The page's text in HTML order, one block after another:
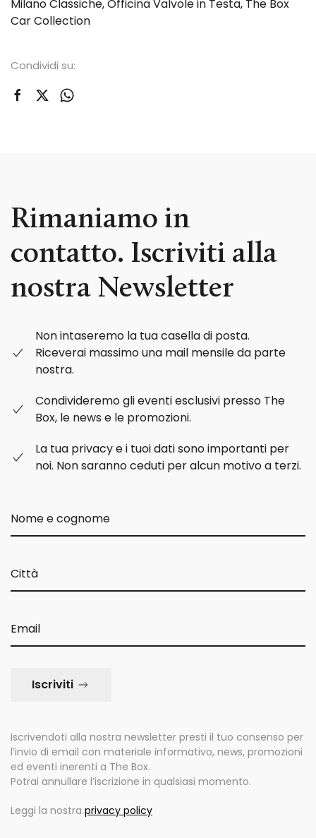
Milano Classiche,Officina Valvole in Testa, The Box
Car Collection
Condividi su:
Rimaniamo in
contatto. Iscriviti alla
nostra Newsletter
Non intaseremo la tua casella di posta.
Riceverai massimo una mail mensile da parte
nostra.
Condivideremo gli eventi esclusivi presso The
Box, le news e le promozioni.
La tua privacy e i tuoi dati sono importanti per
noi. Non saranno ceduti per alcun motivo a terzi.
Iscriviti
Iscrivendoti alla nostra newsletter presti il tuo consenso per
l’invio di email con materiale informativo, news, promozioni
ed eventi inerenti a The Box.
Potrai annullare l’iscrizione in qualsiasi momento.
Leggi la nostra privacy policy